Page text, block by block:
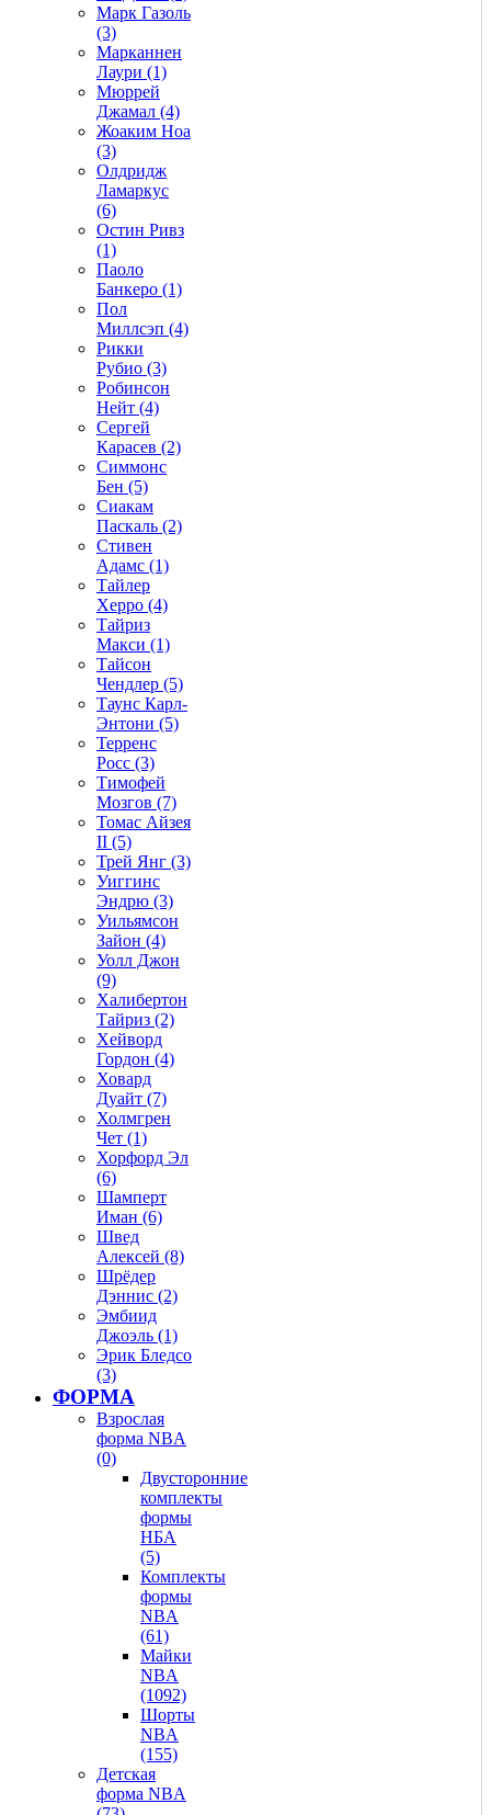
Марк Газоль
(3)
Марканнен
Лаури (1)
Мюррей
Джамал (4)
Жоаким Ноа
(3)
Олдридж
Ламаркус
(6)
Остин Ривз
(1)
Паоло
Банкеро (1)
Пол
Миллсэп (4)
Рикки
Рубио (3)
Робинсон
Нейт (4)
Сергей
Карасев (2)
Симмонс
Бен (5)
Сиакам
Паскаль (2)
Стивен
Адамс (1)
Тайлер
Херро (4)
Тайриз
Макси (1)
Тайсон
Чендлер (5)
Таунс Карл-
Энтони (5)
Терренс
Росс (3)
Тимофей
Мозгов (7)
Томас Айзея
II (5)
Трей Янг (3)
Уиггинс
Эндрю (3)
Уильямсон
Зайон (4)
Уолл Джон
(9)
Халибертон
Тайриз (2)
Хейворд
Гордон (4)
Ховард
Дуайт (7)
Холмгрен
Чет (1)
Хорфорд Эл
(6)
Шамперт
Иман (6)
Швед
Алексей (8)
Шрёдер
Дэннис (2)
Эмбиид
Джоэль (1)
Эрик Бледсо
(3)
ФОРМА
Взрослая
форма NBA
(0)
Двусторонние
комплекты
формы
НБА
(5)
Комплекты
формы
NBA
(61)
Майки
NBA
(1092)
Шорты
NBA
(155)
Детская
форма NBA